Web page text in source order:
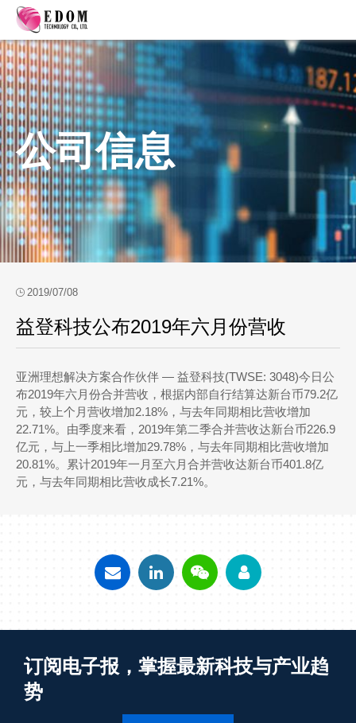
公司信息
2019/07/08
益登科技公布2019年六月份营收
亚洲理想解决方案合作伙伴 ― 益登科技(TWSE: 3048)今日公
布2019年六月份合并营收，根据内部自行结算达新台币79.2亿
元，较上个月营收增加2.18%，与去年同期相比营收增加
22.71%。由季度来看，2019年第二季合并营收达新台币226.9
亿元，与上一季相比增加29.78%，与去年同期相比营收增加
20.81%。累计2019年一月至六月合并营收达新台币401.8亿
元，与去年同期相比营收成长7.21%。
订阅电子报，掌握最新科技与产业趋
势